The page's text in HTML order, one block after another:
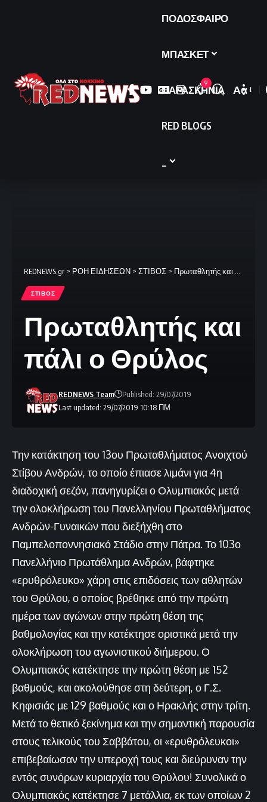
ΠΟΔΟΣΦΑΙΡΟ
ΜΠΑΣΚΕΤ
ΠΑΡΑΣΚΗΝΙΑ
RED BLOGS
9
Font
Αα
REDNEWS.gr > ΡΟΗ ΕΙΔΗΣΕΩΝ > ΣΤΙΒΟΣ > Πρωταθλητής και πάλι ο Θρύλος
ΣΤΙΒΟΣ
Πρωταθλητής και
πάλι ο Θρύλος
Last updated: 29/07/2019 10:18 ΠΜ
REDNEWS Team Published: 29/07/2019
Την κατάκτηση του 13ου Πρωταθλήματος Ανοιχτού
Στίβου Ανδρών, το οποίο έπιασε λιμάνι για 4η
διαδοχική σεζόν, πανηγυρίζει ο Ολυμπιακός μετά
την ολοκλήρωση του Πανελληνίου Πρωταθλήματος
Ανδρών-Γυναικών που διεξήχθη στο
Παμπελοποννησιακό Στάδιο στην Πάτρα. Το 103ο
Πανελλήνιο Πρωτάθλημα Ανδρών, βάφτηκε
«ερυθρόλευκο» χάρη στις επιδόσεις των αθλητών
του Θρύλου, ο οποίος βρέθηκε από την πρώτη
ημέρα των αγώνων στην πρώτη θέση της
βαθμολογίας και την κατέκτησε οριστικά μετά την
ολοκλήρωση του αγωνιστικού διήμερου. Ο
Ολυμπιακός κατέκτησε την πρώτη θέση με 152
βαθμούς, και ακολούθησε στη δεύτερη, ο Γ.Σ.
Κηφισιάς με 129 βαθμούς και ο Ηρακλής στην τρίτη.
Μετά το θετικό ξεκίνημα και την σημαντική παρουσία
στους τελικούς του Σαββάτου, οι «ερυθρόλευκοι»
επιβεβαίωσαν την υπεροχή τους και διεύρυναν την
εντός συνόρων κυριαρχία του Θρύλου! Συνολικά ο
Ολυμπιακός κατέκτησε 7 μετάλλια, εκ των οποίων 2